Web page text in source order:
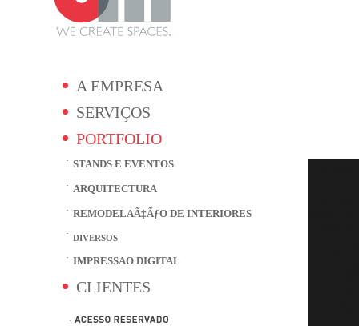
A EMPRESA
SERVIÇOS
PORTFOLIO
STANDS E EVENTOS
ARQUITECTURA
REMODELAÃ‡ÃƒO DE INTERIORES
DIVERSOS
IMPRESSAO DIGITAL
CLIENTES